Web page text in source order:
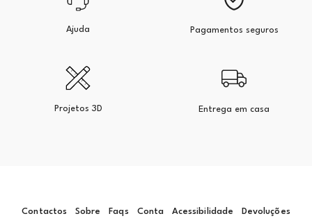
Ajuda Pagamentos seguros
Projetos 3D Entrega em casa
Contactos Sobre Faqs Conta Acessibilidade Devoluções